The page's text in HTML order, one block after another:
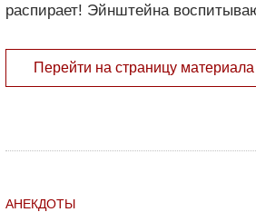
распирает! Эйнштейна
Перейти на страницу материала
АНЕКДОТЫ